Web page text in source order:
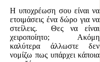
Η υποχρέωση σου είναι να
ετοιμάσεις ένα δώρο για να
στείλεις. Θες να είναι
χειροποίητο; Ακόμη
καλύτερα άλλωστε δεν
νομίζω πως υπάρχει κάποια